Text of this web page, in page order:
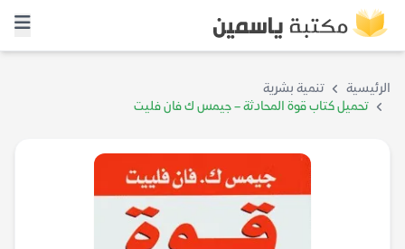
الرئيسية
تنمية بشرية
تحميل كتاب قوة المحادثة – جيمس ك فان فليت